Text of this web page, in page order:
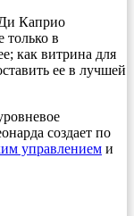
Каприо
только в
как витрина для
ее в лучшей
создает по
управлением и